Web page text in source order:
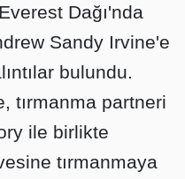
Dağı'nda
Sandy Irvine'e
bulundu.
tırmanma partneri
ile birlikte
tırmanmaya